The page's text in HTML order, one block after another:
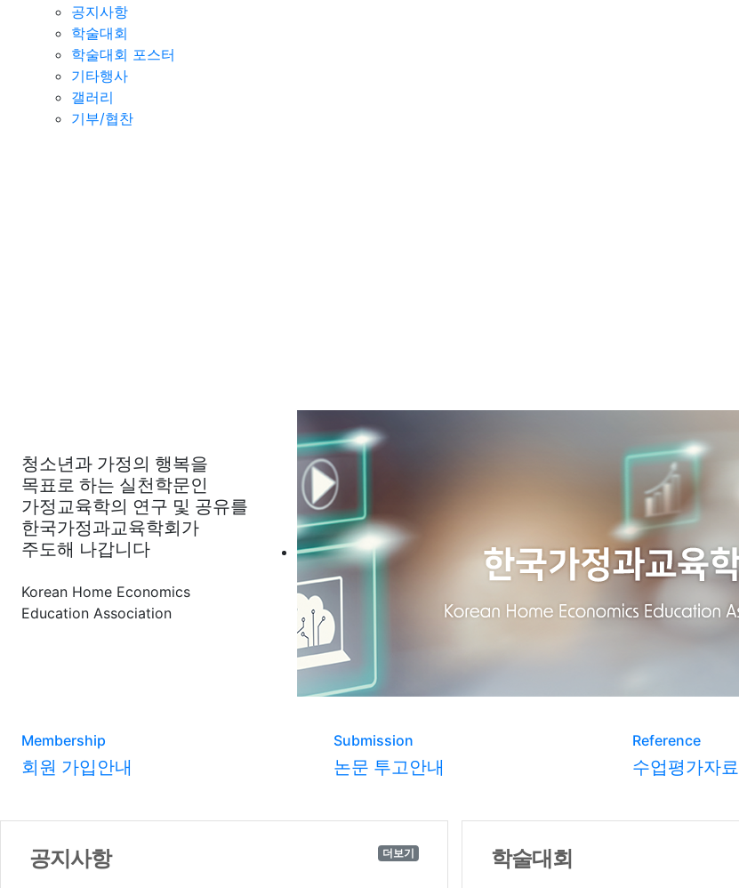
공지사항
학술대회
학술대회 포스터
기타행사
갤러리
기부/협찬
청소년과 가정의 행복을
목표로 하는 실천학문인
가정교육학의 연구 및 공유를
한국가정과교육학회가
주도해 나갑니다
Korean Home Economics
Education Association
Membership
회원 가입안내
Submission
논문 투고안내
Reference
수업평가자료
공지사항 더보기 학술대회